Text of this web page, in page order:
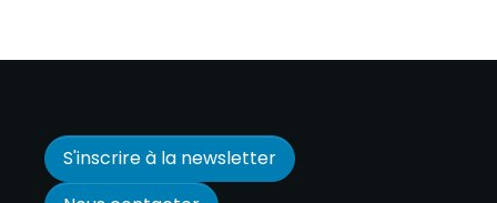
S'inscrire à la newsletter